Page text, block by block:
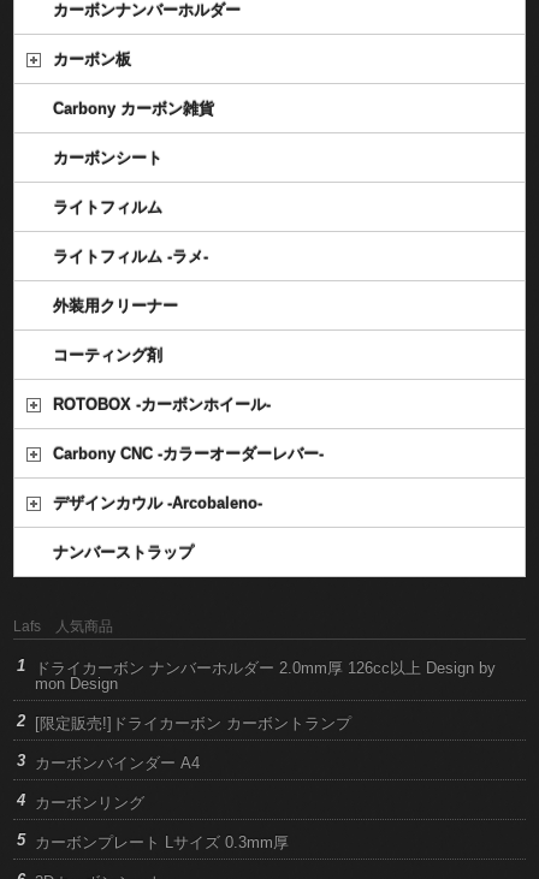
カーボンナンバーホルダー
カーボン板
Carbony カーボン雑貨
カーボンシート
ライトフィルム
ライトフィルム -ラメ-
外装用クリーナー
コーティング剤
ROTOBOX -カーボンホイール-
Carbony CNC -カラーオーダーレバー-
デザインカウル -Arcobaleno-
ナンバーストラップ
Lafs 人気商品
ドライカーボン ナンバーホルダー 2.0mm厚 126cc以上 Design by
mon Design
[限定販売!]ドライカーボン カーボントランプ
カーボンバインダー A4
カーボンリング
カーボンプレート Lサイズ 0.3mm厚